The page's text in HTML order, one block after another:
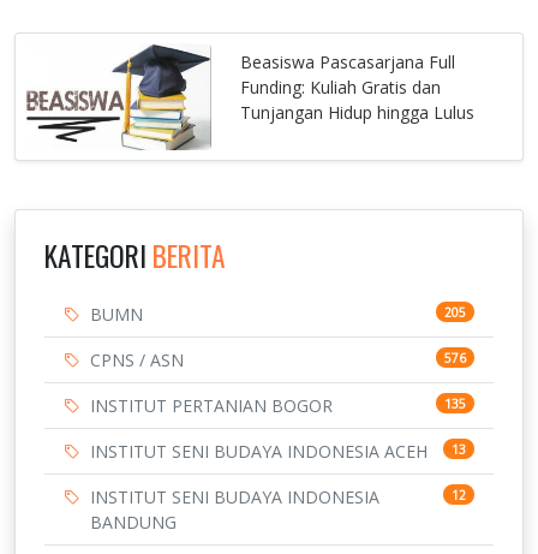
Beasiswa Pascasarjana Full
Funding: Kuliah Gratis dan
Tunjangan Hidup hingga Lulus
KATEGORI BERITA
BUMN 205
CPNS / ASN 576
INSTITUT PERTANIAN BOGOR 135
INSTITUT SENI BUDAYA INDONESIA ACEH 13
INSTITUT SENI BUDAYA INDONESIA
BANDUNG
12